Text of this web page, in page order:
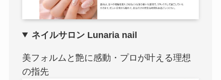
ネイルサロン Lunaria nail
美フォルムと艶に感動・プロが叶える理想
の指先